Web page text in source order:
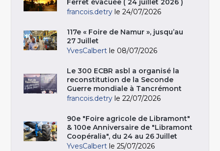
Ferret évacuée ( 24 juillet 2026 )
francois.detry le 24/07/2026
117e « Foire de Namur », jusqu’au
27 Juillet
YvesCalbert le 08/07/2026
Le 300 ECBR asbl a organisé la
reconstitution de la Seconde
Guerre mondiale à Tancrémont
francois.detry le 22/07/2026
90e "Foire agricole de Libramont"
& 100e Anniversaire de "Libramont
Coopéralia", du 24 au 26 Juillet
YvesCalbert le 25/07/2026